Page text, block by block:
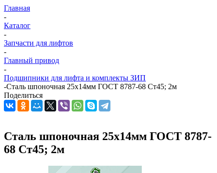
Главная
-
Каталог
-
Запчасти для лифтов
-
Главный привод
-
Подшипники для лифта и комплекты ЗИП
-Сталь шпоночная 25х14мм ГОСТ 8787-68 Ст45; 2м
Поделиться
Сталь шпоночная 25х14мм ГОСТ 8787-
68 Ст45; 2м